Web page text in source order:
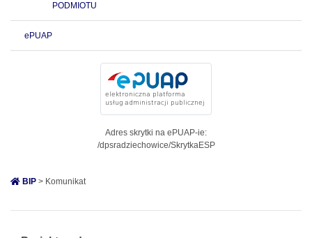
PODMIOTU
ePUAP
Adres skrytki na ePUAP-ie:
/dpsradziechowice/SkrytkaESP
BIP > Komunikat